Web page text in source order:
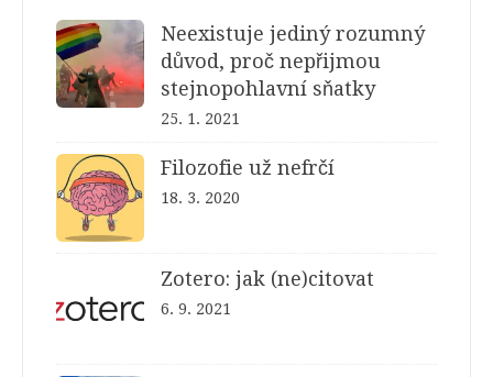
Neexistuje jediný rozumný
důvod, proč nepřijmou
stejnopohlavní sňatky
25. 1. 2021
Filozofie už nefrčí
18. 3. 2020
Zotero: jak (ne)citovat
6. 9. 2021